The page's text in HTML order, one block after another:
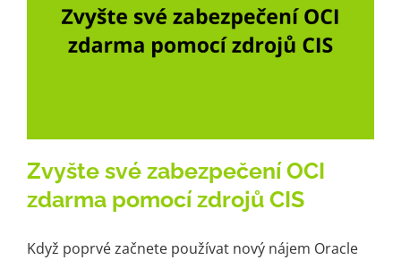
Zvyšte své zabezpečení OCI
zdarma pomocí zdrojů CIS
Když poprvé začnete používat nový nájem Oracle